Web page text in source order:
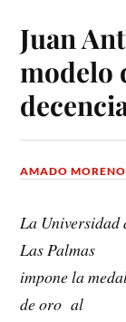
Juan
modelo
AMADO MORENO
La Universidad
Las Palmas
impone la
de oro al